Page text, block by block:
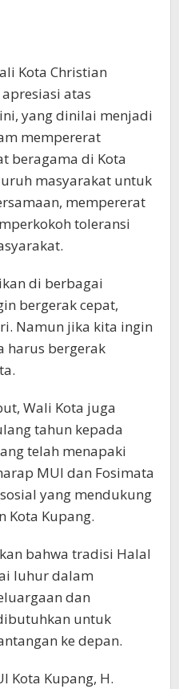
Kota Christian
atas
yang dinilai menjadi
mempererat
beragama di Kota
masyarakat untuk
mempererat
toleransi
di berbagai
bergerak cepat,
Namun jika kita ingin
harus bergerak
Wali Kota juga
tahun kepada
telah menapaki
MUI dan Fosimata
yang mendukung
Kota Kupang.
bahwa tradisi Halal
luhur dalam
dan
untuk
ke depan.
Kota Kupang, H.